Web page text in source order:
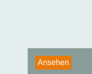
Ansehen